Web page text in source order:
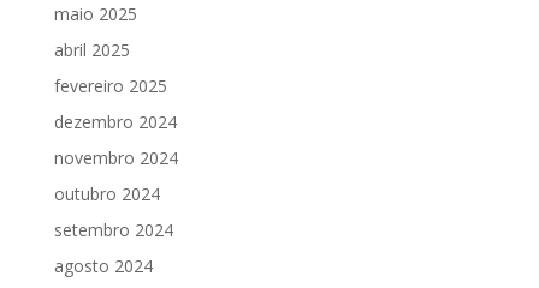
maio 2025
abril 2025
fevereiro 2025
dezembro 2024
novembro 2024
outubro 2024
setembro 2024
agosto 2024